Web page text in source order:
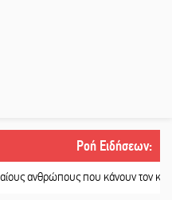
Ροή Ειδήσεων:
που κάνουν τον κόσμο λίγο